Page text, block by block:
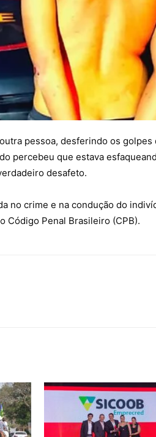
pessoa, desferindo os golpes
percebeu que estava
desafeto.
no crime e na condução do
Código Penal Brasileiro (CPB).